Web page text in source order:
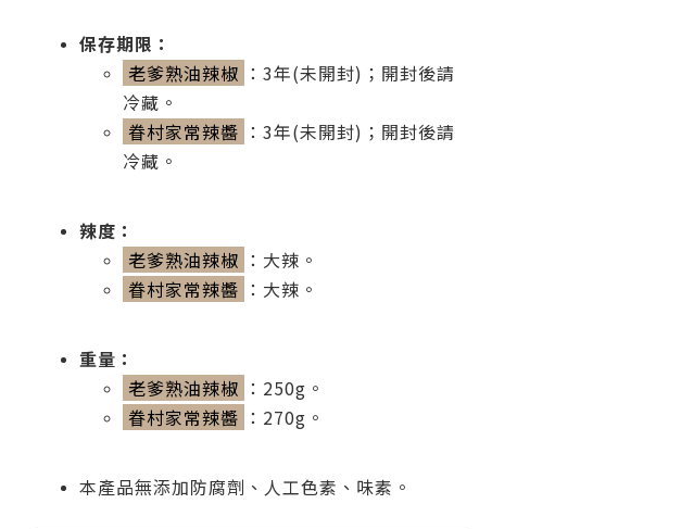
保存期限：
老爹熟油辣椒 ： 3年(未開封)；開封後請
冷藏。
眷村家常辣醬 ： 3年(未開封)；開封後請
冷藏。
辣度：
老爹熟油辣椒 ： 大辣。
眷村家常辣醬 ： 大辣。
重量：
老爹熟油辣椒 ： 250g。
眷村家常辣醬 ： 270g。
本產品無添加防腐劑、人工色素、味素 。